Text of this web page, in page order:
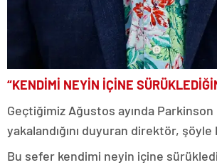
“KENDİMİ NEYİN İÇİNE
Geçtiğimiz Ağustos ayında Parkinson
yakalandığını duyuran direktör,
Bu sefer kendimi neyin içine